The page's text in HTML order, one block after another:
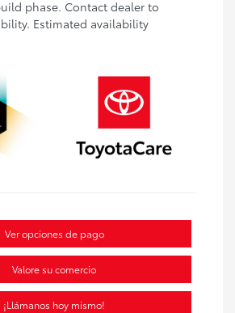
phase. Contact dealer to
Estimated availability
Ver opciones de pago
Valore su comercio
¡Llámanos hoy mismo!